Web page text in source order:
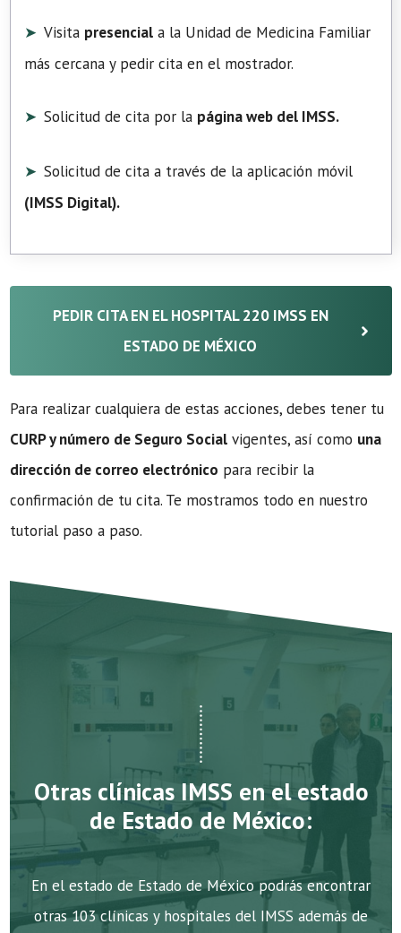
Visita presencial a la Unidad de Medicina Familiar
más cercana y pedir cita en el mostrador.
Solicitud de cita por la página web del IMSS.
Solicitud de cita a través de la aplicación móvil
(IMSS Digital).
PEDIR CITA EN EL HOSPITAL 220 IMSS EN
ESTADO DE MÉXICO
Para realizar cualquiera de estas acciones, debes tener tu
CURP y número de Seguro Social vigentes, así como una
dirección de correo electrónico para recibir la
confirmación de tu cita. Te mostramos todo en nuestro
tutorial paso a paso.
Otras clínicas IMSS en el estado
de Estado de México:
En el estado de Estado de México podrás encontrar
otras 103 clínicas y hospitales del IMSS además de